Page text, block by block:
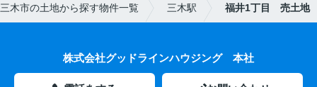
三木市の土地から探す物件一覧 三木駅 福井1丁目 売土地
株式会社グッドラインハウジング 本社